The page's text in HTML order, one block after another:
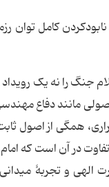
کامل توان
جنگ را نه یک
مانند دفاع
همگی از اصول
در آن است که امام
و تجربۀ میدانی